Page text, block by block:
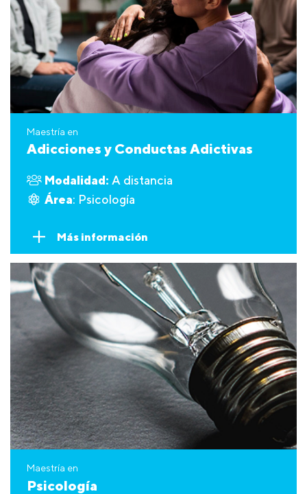
Maestría en
Adicciones y Conductas Adictivas
Modalidad: A distancia
Área: Psicología
Más información
Maestría en
Psicología